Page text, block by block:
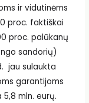
ir vidutinėms
proc. faktiškai
proc. palūkanų
sandorių)
jau sulaukta
garantijoms
mln. eurų.